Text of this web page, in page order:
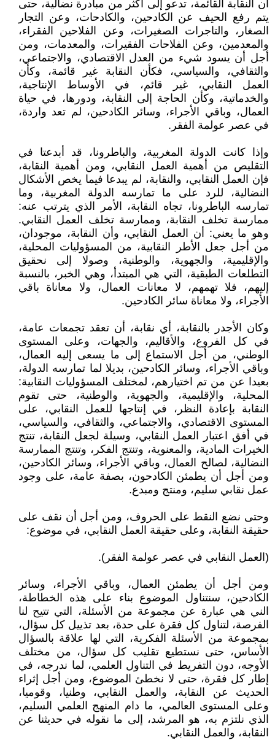
أن النقابة القائمة، تدعو إلى أكثر من مبادرة نضالية، حتى
يتم رفع الحيف عن الكادحين، والكادحات، وعن التجار
الصغار، والتاجرات الصغيرات، وعن الفلاحين الفقراء،
والمعدمين، وعن الفلاحات الفقيرات، والمعدمات، ومن
أجل أن يسود شيء من العدل الاقتصادي، والاجتماعي،
والثقافي، والسياسي، فكأن النقابة غير قائمة، وكأن
العمل النقابي، غير قائم، في الأوساط الإنتاجية،
والخدماتية، وكأن الحاجة إلى النقابة، ودورها، في حياة
العمال، وباقي الأجراء، وسائر الكادحين، لم تعد واردة،
في عصر عولمة الفقر.
وإذا كانت الدولة المغربية، والباطرونا، قد أبدعتا في
التقليص من أهمية العمل النقابي، ومن أهمية النقابة،
فإن العمل النقابي، والنقابة، لم يبدعا فيما يخص الأشكال
النضالية، للرد على ما تمارسه الدولة المغربية، وما
تمارسه الباطرونا، تجاه النقابة، الأمر الذي يترتب عنه:
ممارسة تخلف النقابة، وممارسة تخلف العمل النقابي.
وهو ما يعني: أن العمل النقابي، وأن النقابة، موجودان،
من أجل جعل الأطر النقابية، من المسؤوليات المحلية،
والإقليمية، والجهوية، والوطنية، وصولا إلى نحقيق
التطلعات الطبقية، التي هي المبتدأ، وهي الخبر، بالنسبة
إليهم، فلا تهمهم، لا معانات العمال، ولا معاناة باقي
الأجراء، ولا معاناة سائر الكادحين.
وكان الأجدر بالنقابة، أي نقابة، أن تعقد تجمعات عامة،
في كل الفروع، والأقاليم، والجهات، وعلى المستوى
الوطني، من أجل الاستماع إلى ما يسعى إليه العمال،
وباقي الأجراء، وسائر الكادحين، بديلا لما تمارسه الدولة،
بعيدا عن من تم اختيارهم، لمختلف المسؤوليات النقابية:
المحلية، والإقليمية، والجهوية، والوطنية، حتى تقوم
النقابة بإعادة النظر، في إنتاجها للعمل النقابي، على
المستوى الاقتصادي، والاجتماعي، والثقافي، والسياسي،
في أفق اعتبار العمل النقابي، وسيلة لجعل النقابة، تنتج
الخيرات المادية، والمعنوية، وتنتج الفكر، وتنتج الممارسة
النضالية، لصالح العمال، وباقي الأجراء، وسائر الكادحين،
ومن أجل أن يطمئن الكادحون، بصفة عامة، على وجود
عمل نقابي سليم، ومنتج ومبدع.
وحتى نضع النقط على الحروف، ومن أجل أن نقف على
حقيقة النقابة، وعلى حقيقة العمل النقابي، في موضوع:
(العمل النقابي في عصر عولمة الفقر).
ومن أجل أن يطمئن العمال، وباقي الأجراء، وسائر
الكادحين، سنتناول الموضوع بناء على هذه الخطاطة،
الني هي عبارة عن مجموعة من الأسئلة، التي تتيح لنا
الفرصة، لتناول كل فقرة على حدة، بعد تذييل كل سؤال،
بمجموعة من الأسئلة الفكرية، التي لها علاقة بالسؤال
الأساس، حتى نستطيع تقليب كل سؤال، من مختلف
الأوجه، دون التفريط في التناول العلمي، لما ندرجه، في
إطار كل فقرة، حتى لا نخطئ الموضوع، ومن أجل إثراء
الحديث عن النقابة، والعمل النقابي، وطنيا، وقوميا،
وعلى المستوى العالمي، ما دام المنهج العلمي السليم،
الذي نلتزم به، هو المرشد، إلى ما نقوله في حديثنا عن
النقابة، والعمل النقابي.